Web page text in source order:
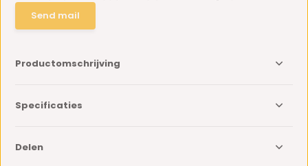
Send mail
Productomschrijving
Specificaties
Delen